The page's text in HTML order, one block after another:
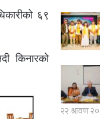
६९
किनारको
२२ श्रावण